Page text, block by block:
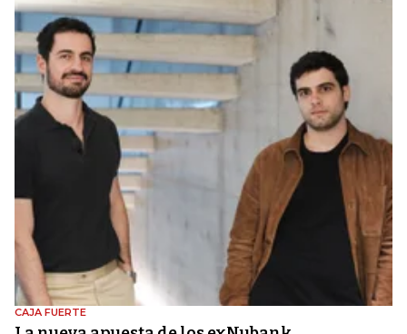
CAJA FUERTE